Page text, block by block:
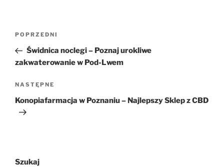
Nawigacja
wpisu
Poprzedni
wpis
POPRZEDNI
Świdnica noclegi – Poznaj urokliwe
zakwaterowanie w Pod-Lwem
Następny
wpis
NASTĘPNE
Konopiafarmacja w Poznaniu – Najlepszy Sklep z CBD
Szukaj